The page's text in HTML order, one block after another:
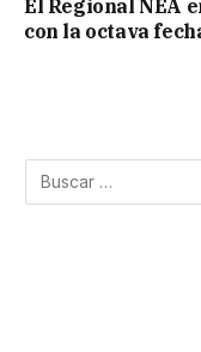
El Regional NEA
con la octava